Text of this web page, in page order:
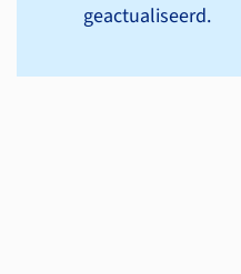
geactualiseerd.